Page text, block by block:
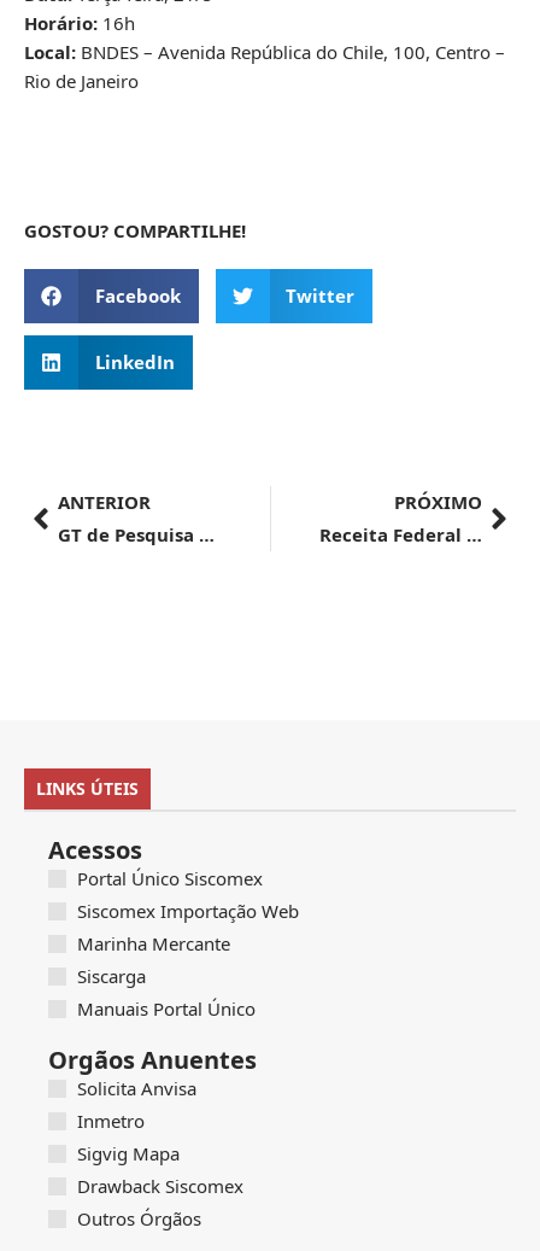
Horário: 16h
Local: BNDES – Avenida República do Chile, 100, Centro –
Rio de Janeiro
GOSTOU? COMPARTILHE!
Facebook Twitter
LinkedIn
ANTERIOR
GT de Pesquisa e Inovação do G20 faz reunião presencial em Recife
PRÓXIMO
Receita Federal apresenta detalhamentos da Lei das Offshores
LINKS ÚTEIS
Acessos
Portal Único Siscomex
Siscomex Importação Web
Marinha Mercante
Siscarga
Manuais Portal Único
Orgãos Anuentes
Solicita Anvisa
Inmetro
Sigvig Mapa
Drawback Siscomex
Outros Órgãos